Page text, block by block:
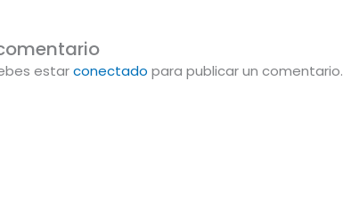
estarconectado para publicar un comentario.